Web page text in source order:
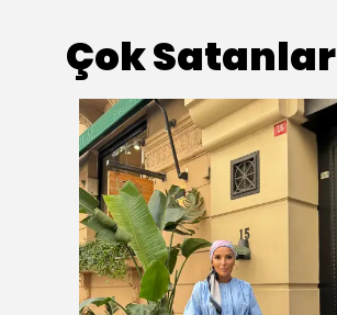
Çok Satanlar